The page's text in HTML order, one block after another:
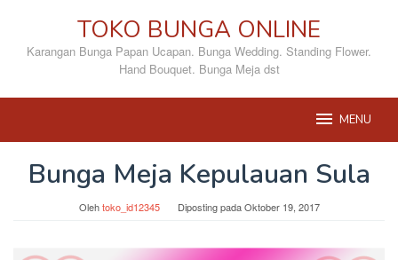
konten
TOKO BUNGA ONLINE
Karangan Bunga Papan Ucapan. Bunga Wedding. Standing Flower.
Hand Bouquet. Bunga Meja dst
MENU
Bunga Meja Kepulauan Sula
Olehtoko_id12345 Diposting padaOktober 19, 2017